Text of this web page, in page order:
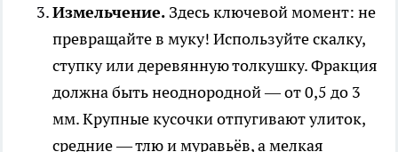
Измельчение. Здесь ключевой момент: не
превращайте в муку! Используйте скалку,
ступку или деревянную толкушку. Фракция
должна быть неоднородной — от 0,5 до 3
мм. Крупные кусочки отпугивают улиток,
средние — тлю и муравьёв, а мелкая